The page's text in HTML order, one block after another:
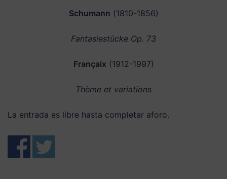
Schumann (1810-1856)
Fantasiestücke Op. 73
Françaix (1912-1997)
Thème et variations
La entrada es libre hasta completar aforo.